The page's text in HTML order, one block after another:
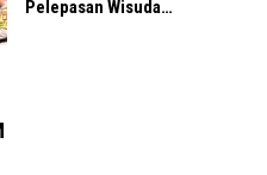
Pelepasan Wisuda…